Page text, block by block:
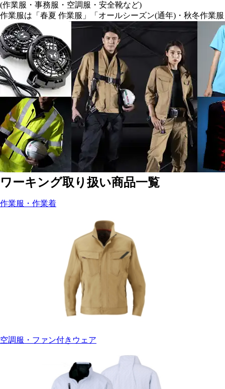
(作業服・事務服・空調服・安全靴など)
作業服は「春夏 作業服」「オールシーズン(通年)・秋冬作業
ワーキング取り扱い商品一覧
作業服・作業着
空調服・ファン付きウェア